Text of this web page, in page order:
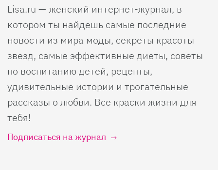
Lisa.ru — женский интернет-журнал, в
котором ты найдешь самые последние
новости из мира моды, секреты красоты
звезд, самые эффективные диеты, советы
по воспитанию детей, рецепты,
удивительные истории и трогательные
рассказы о любви. Все краски жизни для
тебя!
Подписаться на журнал